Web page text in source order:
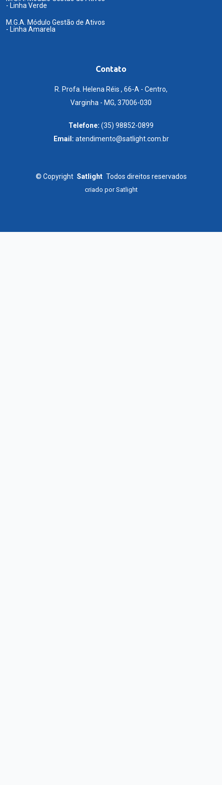
- Linha Verde
M.G.A. Módulo Gestão de Ativos
- Linha Amarela
Contato
R. Profa. Helena Réis , 66-A - Centro,
Varginha - MG, 37006-030
Telefone: (35) 98852-0899
Email: atendimento@satlight.com.br
© Copyright Satlight Todos direitos reservados
criado porSatlight